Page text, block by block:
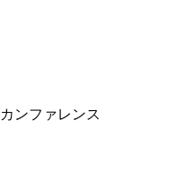
ンファレンス